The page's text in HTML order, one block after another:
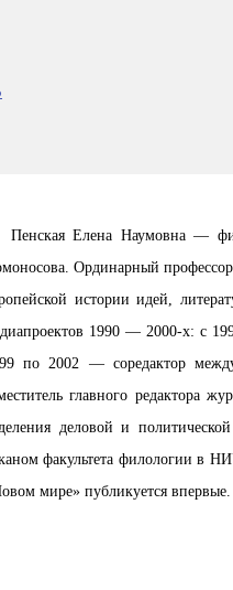
Пенская Елена Наумовна —
Ординарный
истории идей,
1990 — 2000-х: с
по 2002 — соредактор
главного редактора
деловой и
факультета филологии в
мире» публикуется впервые.